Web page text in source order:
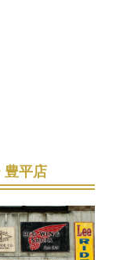
豊平店